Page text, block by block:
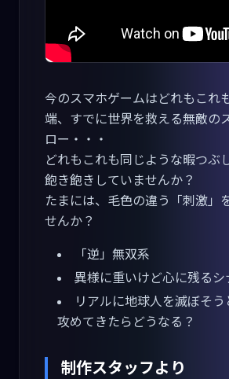
今のスマホゲームはどれもこれ
端、すでに世界を救える無敵の
ロー・・・
どれもこれも同じような暇つぶ
飽き飽きしていませんか？
たまには、毛色の違う「刺激」
せんか？
「逆」無双系
異様に重いけど心に残るシ
リアルに地球人を滅ぼそ
攻めてきたらどうなる？
制作スタッフより